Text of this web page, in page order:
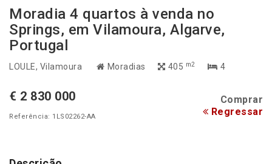
Moradia 4 quartos à venda no
Springs, em Vilamoura, Algarve,
Portugal
LOULE, Vilamoura Moradias 405 m2 4
€ 2 830 000 Comprar
Referência: 1LS02262-AA Regressar